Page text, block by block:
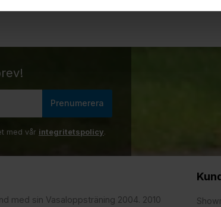
Prenumerera
med vår integritetspolicy.
med sin Vasaloppsträning 2004. 2010